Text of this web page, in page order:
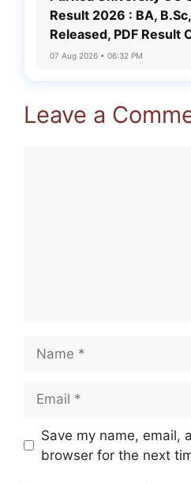
Result 2026 : BA,
Released, PDF Result
07 Aug 2026 • 06:32 PM
Leave a
Website
Save my name, email,
browser for the next